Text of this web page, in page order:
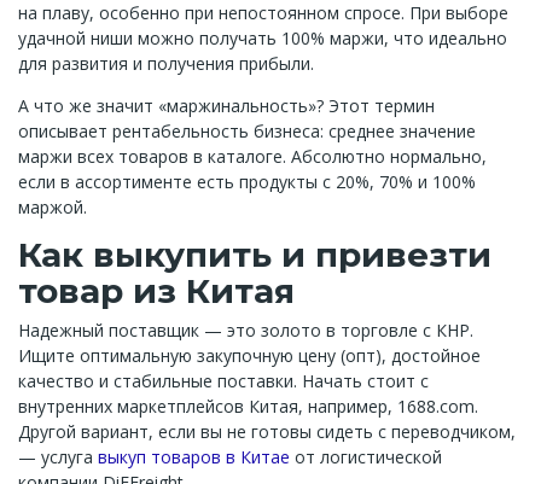
на плаву, особенно при непостоянном спросе. При выборе
удачной ниши можно получать 100% маржи, что идеально
для развития и получения прибыли.
А что же значит «маржинальность»? Этот термин
описывает рентабельность бизнеса: среднее значение
маржи всех товаров в каталоге. Абсолютно нормально,
если в ассортименте есть продукты с 20%, 70% и 100%
маржой.
Как выкупить и привезти
товар из Китая
Надежный поставщик — это золото в торговле с КНР.
Ищите оптимальную закупочную цену (опт), достойное
качество и стабильные поставки. Начать стоит с
внутренних маркетплейсов Китая, например, 1688.com.
Другой вариант, если вы не готовы сидеть с переводчиком,
— услуга выкуп товаров в Китае от логистической